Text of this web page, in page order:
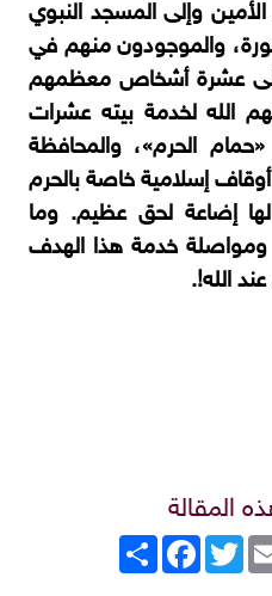
الأمين وإلى المسجد النبوي
والموجودون منهم في
على عشرة أشخاص معظمهم
الله لخدمة بيته عشرات
الحرم»، والمحافظة
إسلامية خاصة بالحرم
إضاعة لحق عظيم. وما
خدمة هذا الهدف
الله!.
المقالة
انشر
FacebookTwitter